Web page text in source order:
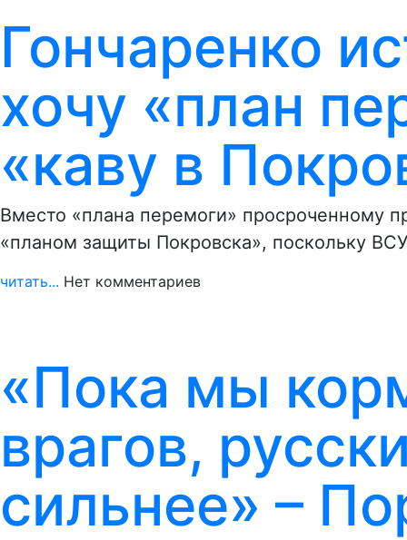
Гончаренко
хочу «план
«каву в
Вместо «плана перемоги» просроченному
«планом защиты Покровска», поскольку
читать... Нет комментариев
«Пока мы
врагов,
сильнее» –